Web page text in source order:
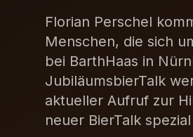
Florian Perschel
Menschen, die sich
bei BarthHaas in
JubiläumsbierTalk
aktueller Aufruf zur
neuer BierTalk